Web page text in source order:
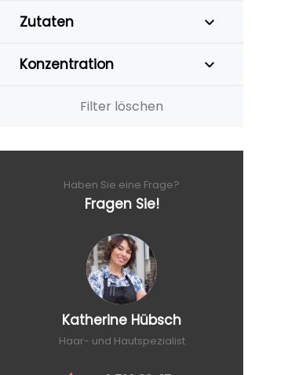
Zutaten
Konzentration
Filter löschen
Haben Sie eine Frage?
Fragen Sie!
Katherine Hübsch
Haar- und Hautspezialist